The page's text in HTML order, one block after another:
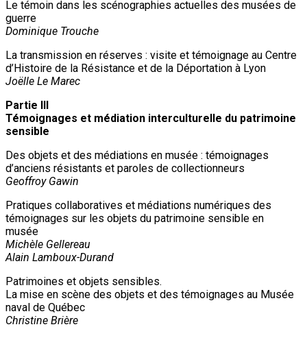
Le témoin dans les scénographies actuelles des musées de
guerre
Dominique Trouche
La transmission en réserves : visite et témoignage au Centre
d’Histoire de la Résistance et de la Déportation à Lyon
Joëlle Le Marec
Partie III
Témoignages et médiation interculturelle du patrimoine
sensible
Des objets et des médiations en musée : témoignages
d’anciens résistants et paroles de collectionneurs
Geoffroy Gawin
Pratiques collaboratives et médiations numériques des
témoignages sur les objets du patrimoine sensible en
musée
Michèle Gellereau
Alain Lamboux-Durand
Patrimoines et objets sensibles.
La mise en scène des objets et des témoignages au Musée
naval de Québec
Christine Brière